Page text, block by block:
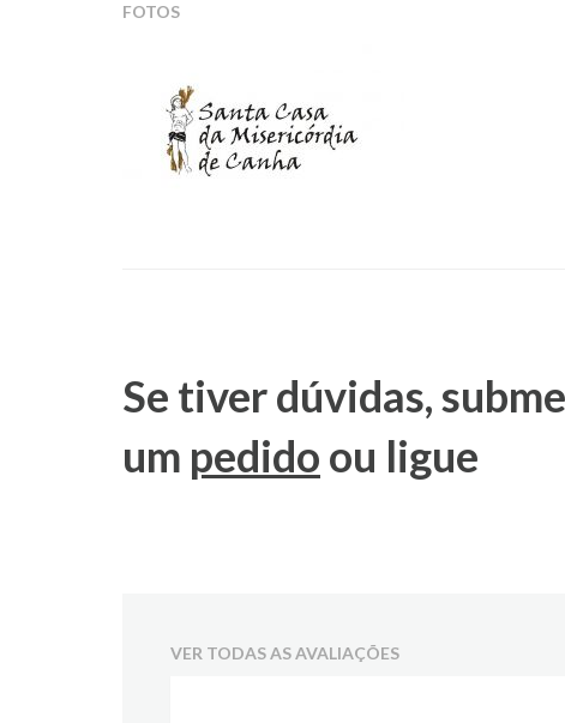
FOTOS
Se tiver dúvidas,
um pedido ou ligue
VER TODAS AS AVALIAÇÕES